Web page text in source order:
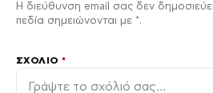
Η διεύθυνση email σας δεν
πεδία σημειώνονται με *.
ΣΧΌΛΙΟ*